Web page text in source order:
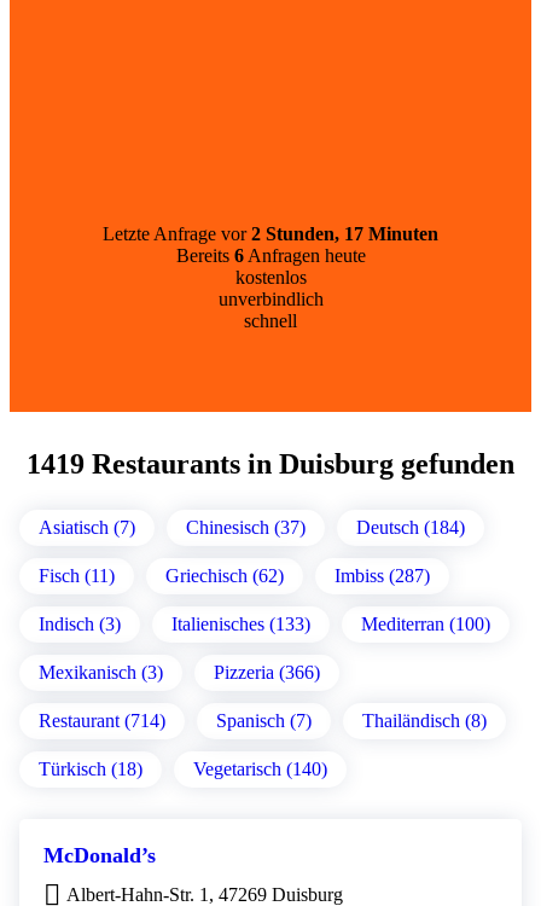
Letzte Anfrage vor2 Stunden, 17 Minuten
Bereits 6Anfragen heute
kostenlos
unverbindlich
schnell
1419 Restaurants in Duisburg gefunden
Asiatisch (7) Chinesisch (37) Deutsch (184)
Fisch (11) Griechisch (62) Imbiss (287)
Indisch (3) Italienisches (133) Mediterran (100)
Mexikanisch (3) Pizzeria (366)
Restaurant (714) Spanisch (7) Thailändisch (8)
Türkisch (18) Vegetarisch (140)
McDonald’s
Albert-Hahn-Str. 1, 47269 Duisburg